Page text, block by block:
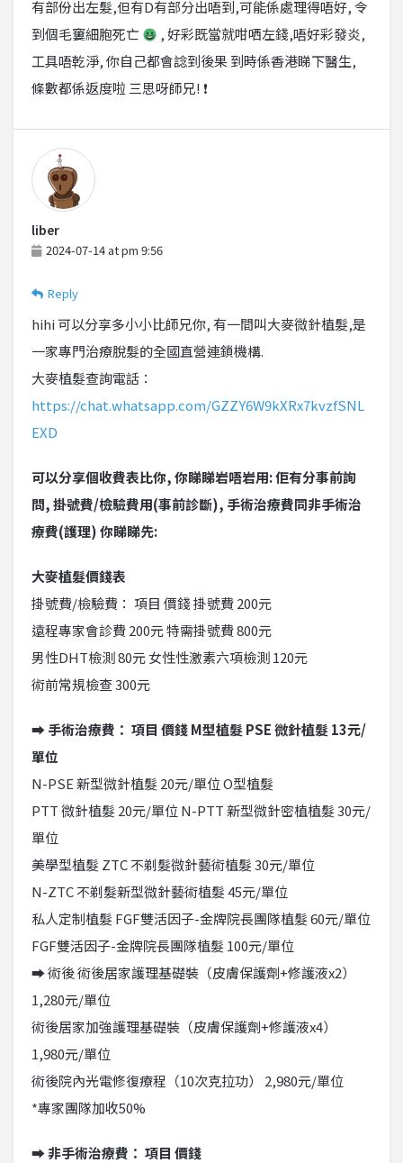
有部份出左髮,但有D有部分出唔到,可能係處理得唔好, 令
到個毛窶細胞死亡
, 好彩既當就咁哂左錢,唔好彩發炎,
工具唔乾淨, 你自己都會諗到後果 到時係香港睇下醫生,
條數都係返度啦 三思呀師兄! ❗
liber
2024-07-14 at pm 9:56
Reply
hihi 可以分享多小小比師兄你, 有一間叫大麥微針植髮,是
一家專門治療脫髮的全國直營連鎖機構.
大麥植髮查詢電話：
https://chat.whatsapp.com/GZZY6W9kXRx7kvzfSNL
EXD
可以分享個收費表比你, 你睇睇岩唔岩用: 佢有分事前詢
問, 掛號費/檢驗費用(事前診斷), 手術治療費同非手術治
療費(護理) 你睇睇先:
大麥植髮價錢表
掛號費/檢驗費： 項目 價錢 掛號費 200元
遠程專家會診費 200元 特需掛號費 800元
男性DHT檢測 80元 女性性激素六項檢測 120元
術前常規檢查 300元
➡ 手術治療費： 項目 價錢 M型植髮 PSE 微針植髮 13元/
單位
N-PSE 新型微針植髮 20元/單位 O型植髮
PTT 微針植髮 20元/單位 N-PTT 新型微針密植植髮 30元/
單位
美學型植髮 ZTC 不剃髮微針藝術植髮 30元/單位
N-ZTC 不剃髮新型微針藝術植髮 45元/單位
私人定制植髮 FGF雙活因子-金牌院長團隊植髮 60元/單位
FGF雙活因子-金牌院長團隊植髮 100元/單位
➡ 術後 術後居家護理基礎裝（皮膚保護劑+修護液x2）
1,280元/單位
術後居家加強護理基礎裝（皮膚保護劑+修護液x4）
1,980元/單位
術後院內光電修復療程（10次克拉功） 2,980元/單位
*專家團隊加收50%
➡ 非手術治療費： 項目 價錢